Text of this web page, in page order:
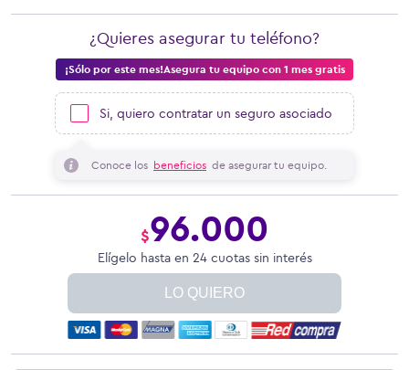
¡Sólo por este mes!Asegura tu equipo con 1 mes gratis
¿Quieres asegurar tu teléfono?
Si, quiero contratar un seguro asociado
Conoce los beneficios de asegurar tu equipo.
$96.000
Elígelo hasta en 24 cuotas sin interés
LO QUIERO